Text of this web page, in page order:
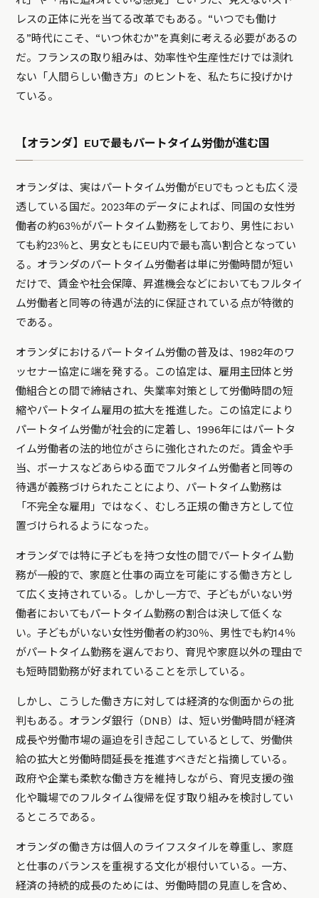
レスの正体に光を当てる改革でもある。“いつでも働け
る”時代にこそ、“いつ休むか”を真剣に考える必要があるの
だ。フランスの取り組みは、効率性や生産性だけでは測れ
ない「人間らしい働き方」のヒントを、私たちに投げかけ
ている。
【オランダ】EUで最もパートタイム労働が進む国
オランダは、実はパートタイム労働がEUでもっとも広く浸
透している国だ。2023年のデータによれば、同国の女性労
働者の約63％がパートタイム勤務をしており、男性におい
ても約23％と、男女ともにEU内で最も高い割合となってい
る。オランダのパートタイム労働者は単に労働時間が短い
だけで、賃金や社会保障、昇進機会などにおいてもフルタイ
ム労働者と同等の待遇が法的に保証されている点が特徴的
である。
オランダにおけるパートタイム労働の普及は、1982年のワ
ッセナー協定に端を発する。この協定は、雇用主団体と労
働組合との間で締結され、失業率対策として労働時間の短
縮やパートタイム雇用の拡大を推進した。この協定により
パートタイム労働が社会的に定着し、1996年にはパートタ
イム労働者の法的地位がさらに強化されたのだ。賃金や手
当、ボーナスなどあらゆる面でフルタイム労働者と同等の
待遇が義務づけられたことにより、パートタイム勤務は
「不完全な雇用」ではなく、むしろ正規の働き方として位
置づけられるようになった。
オランダでは特に子どもを持つ女性の間でパートタイム勤
務が一般的で、家庭と仕事の両立を可能にする働き方とし
て広く支持されている。しかし一方で、子どもがいない労
働者においてもパートタイム勤務の割合は決して低くな
い。子どもがいない女性労働者の約30％、男性でも約14％
がパートタイム勤務を選んでおり、育児や家庭以外の理由で
も短時間勤務が好まれていることを示している。
しかし、こうした働き方に対しては経済的な側面からの批
判もある。オランダ銀行（DNB）は、短い労働時間が経済
成長や労働市場の逼迫を引き起こしているとして、労働供
給の拡大と労働時間延長を推進すべきだと指摘している。
政府や企業も柔軟な働き方を維持しながら、育児支援の強
化や職場でのフルタイム復帰を促す取り組みを検討してい
るところである。
オランダの働き方は個人のライフスタイルを尊重し、家庭
と仕事のバランスを重視する文化が根付いている。一方、
経済の持続的成長のためには、労働時間の見直しを含め、